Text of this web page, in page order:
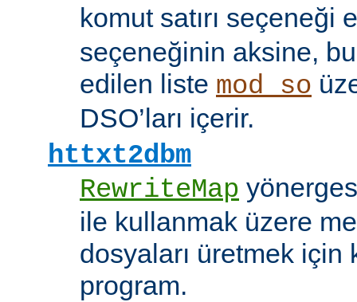
komut satırı seçeneği
seçeneğinin aksine,
edilen liste mod_so
DSO’ları içerir.
httxt2dbm
RewriteMap
ile kullanmak üzere
dosyaları üretmek için
program.